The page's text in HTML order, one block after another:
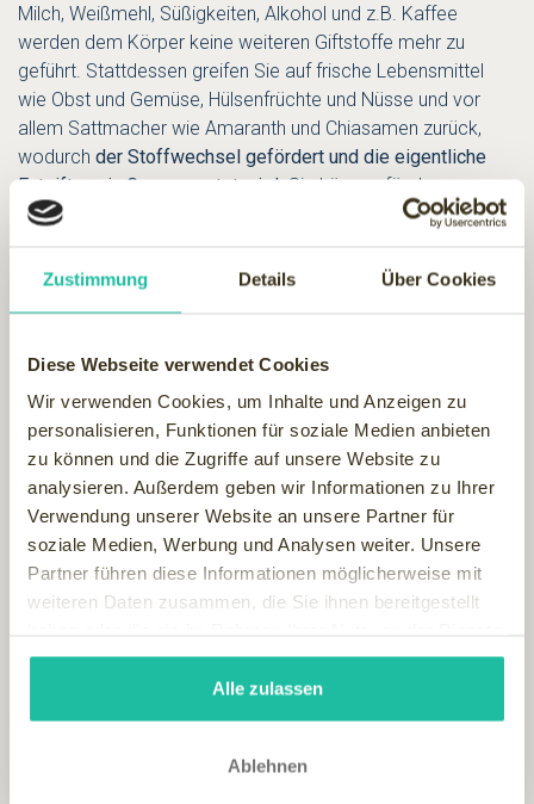
Zustimmung Details Über Cookies
Diese Webseite verwendet Cookies
Wir verwenden Cookies, um Inhalte und Anzeigen zu
personalisieren, Funktionen für soziale Medien anbieten
zu können und die Zugriffe auf unsere Website zu
analysieren. Außerdem geben wir Informationen zu Ihrer
Verwendung unserer Website an unsere Partner für
soziale Medien, Werbung und Analysen weiter. Unsere
Partner führen diese Informationen möglicherweise mit
weiteren Daten zusammen, die Sie ihnen bereitgestellt
gesammelt haben.
Alle zulassen
Ablehnen
Milch, Weißmehl, Süßigkeiten, Alkohol und z.B. Kaffee
werden dem Körper keine weiteren Giftstoffe mehr zu
geführt. Stattdessen greifen Sie auf frische Lebensmittel
wie Obst und Gemüse, Hülsenfrüchte und Nüsse und vor
allem Sattmacher wie Amaranth und Chiasamen zurück,
wodurch der Stoffwechsel gefördert und die eigentliche
Entgiftung in Gang gesetzt wird. Sie können für den
Geschmack anstelle von Salz und Zucker lieber sparsame
Neben der Ernährungsumstellung empfiehlt es sich dem
auchauf professionelle Anleitung zurückzugreifen
wie z.B. Wellness für die LinieundMedical Wellness an, die
Ihnen als gute Starthilfe in eine gesunde Zukunft dienen.
Wellnessfinder Tipp: Fat Burner
Special / Detox -
Entschlackungswoche